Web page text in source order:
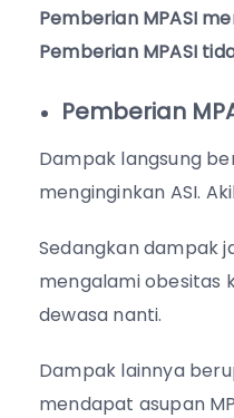
Pemberian MPASI
Pemberian MPASI
Pemberian
Dampak langsung
menginginkan ASI.
Sedangkan dampak
mengalami obesitas
dewasa nanti.
Dampak lainnya
mendapat asupan